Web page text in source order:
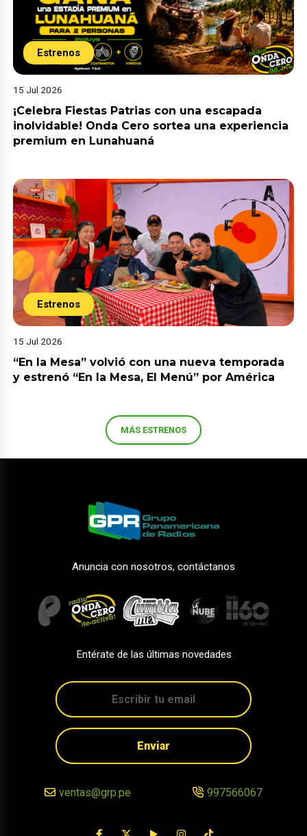
Estrenos
15 Jul 2026
¡Celebra Fiestas Patrias con una escapada
inolvidable! Onda Cero sortea una experiencia
premium en Lunahuaná
Estrenos
15 Jul 2026
“En la Mesa” volvió con una nueva temporada
y estrenó “En la Mesa, El Menú” por América
MÁS ESTRENOS
Anuncia con nosotros, contáctanos
Entérate de las últimas novedades
Enviar
ventas@grp.pe 997566067